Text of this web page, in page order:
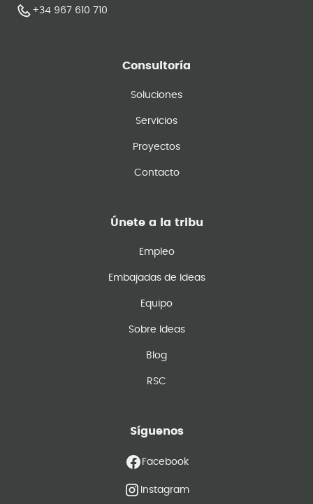
+34 967 610 710
Consultoría
Soluciones
Servicios
Proyectos
Contacto
Únete a la tribu
Empleo
Embajadas de Ideas
Equipo
Sobre Ideas
Blog
RSC
Síguenos
Facebook
Instagram